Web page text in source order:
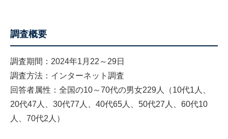
調査概要
調査期間：2024年1月22～29日
調査方法：インターネット調査
回答者属性：全国の10～70代の男女229人（10代1人、
20代47人、30代77人、40代65人、50代27人、60代10
人、70代2人）